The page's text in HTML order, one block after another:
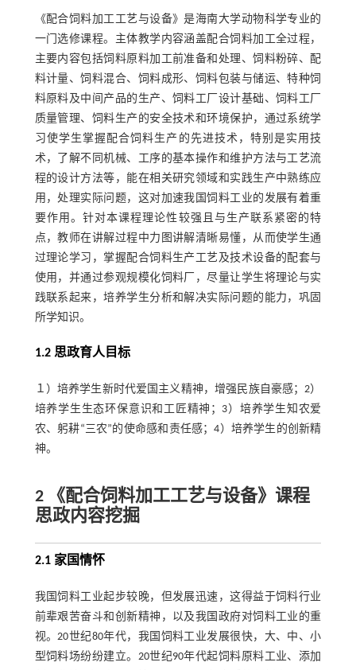
《配合饲料加工工艺与设备》是海南大学动物科学专业的
一门选修课程。主体教学内容涵盖配合饲料加工全过程，
主要内容包括饲料原料加工前准备和处理、饲料粉碎、配
料计量、饲料混合、饲料成形、饲料包装与储运、特种饲
料原料及中间产品的生产、饲料工厂设计基础、饲料工厂
质量管理、饲料生产的安全技术和环境保护，通过系统学
习使学生掌握配合饲料生产的先进技术，特别是实用技
术，了解不同机械、工序的基本操作和维护方法与工艺流
程的设计方法等，能在相关研究领域和实践生产中熟练应
用，处理实际问题，这对加速我国饲料工业的发展有着重
要作用。针对本课程理论性较强且与生产联系紧密的特
点，教师在讲解过程中力图讲解清晰易懂，从而使学生通
过理论学习，掌握配合饲料生产工艺及技术设备的配套与
使用，并通过参观规模化饲料厂，尽量让学生将理论与实
践联系起来，培养学生分析和解决实际问题的能力，巩固
所学知识。
1.2 思政育人目标
１）培养学生新时代爱国主义精神，增强民族自豪感；2）
培养学生生态环保意识和工匠精神；3）培养学生知农爱
农、躬耕“三农”的使命感和责任感；4）培养学生的创新精
神。
2 《配合饲料加工工艺与设备》课程
思政内容挖掘
2.1 家国情怀
我国饲料工业起步较晚，但发展迅速，这得益于饲料行业
前辈艰苦奋斗和创新精神，以及我国政府对饲料工业的重
视。20世纪80年代，我国饲料工业发展很快，大、中、小
型饲料场纷纷建立。20世纪90年代起饲料原料工业、添加